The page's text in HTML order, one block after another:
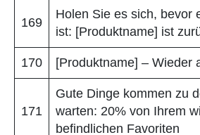
169
Holen Sie es sich, bevor
ist: [Produktname] ist
170 [Produktname] – Wieder
171
Gute Dinge kommen zu
warten: 20% von Ihrem
befindlichen Favoriten